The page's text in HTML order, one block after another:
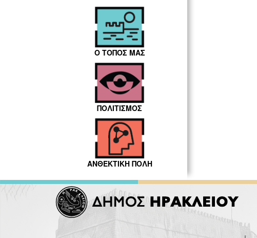
Ο ΤΟΠΟΣ ΜΑΣ
ΠΟΛΙΤΙΣΜΟΣ
ΑΝΘΕΚΤΙΚΗ ΠΟΛΗ